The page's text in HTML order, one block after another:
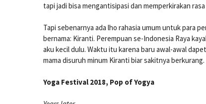
tapi jadi bisa mengantisipasi dan memperkirakan
Tapi sebenarnya ada lho rahasia umum untuk para
bernama: Kiranti. Perempuan se-Indonesia Raya
aku kecil dulu. Waktu itu karena baru awal-awal
mama disuruh minum Kiranti biar sakitnya
Yoga Festival 2018, Pop of Yogya